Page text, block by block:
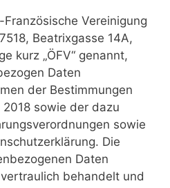
Vereinigung
Beatrixgasse 14A,
kurz „ÖFV“ genannt,
Daten
der Bestimmungen
2018 sowie der dazu
sowie
Die
Daten
behandelt und